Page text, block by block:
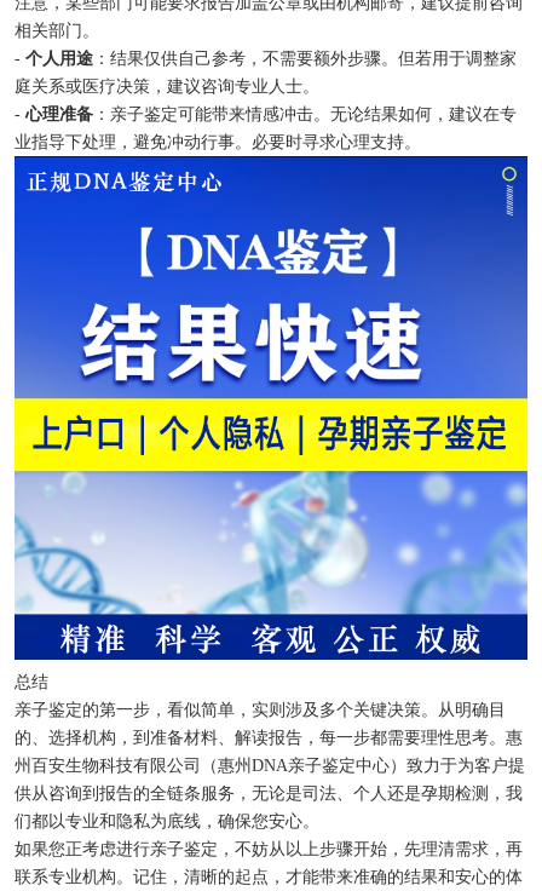
相关部门。
- 个人用途 ：结果仅供自己参考，不需要额外步骤。但若用于调整家
庭关系或医疗决策，建议咨询专业人士。
- 心理准备 ：亲子鉴定可能带来情感冲击。无论结果如何，建议在专
业指导下处理，避免冲动行事。必要时寻求心理支持。
总结
亲子鉴定的第一步，看似简单，实则涉及多个关键决策。从明确目
的、选择机构，到准备材料、解读报告，每一步都需要理性思考。惠
州百安生物科技有限公司（惠州DNA亲子鉴定中心）致力于为客户提
供从咨询到报告的全链条服务，无论是司法、个人还是孕期检测，我
们都以专业和隐私为底线，确保您安心。
如果您正考虑进行亲子鉴定，不妨从以上步骤开始，先理清需求，再
联系专业机构。记住，清晰的起点，才能带来准确的结果和安心的体